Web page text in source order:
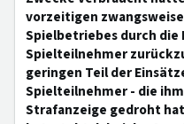
vorzeitigen
Spielbetriebes durch die
Spielteilnehmer
geringen Teil der
Spielteilnehmer - die
Strafanzeige gedroht